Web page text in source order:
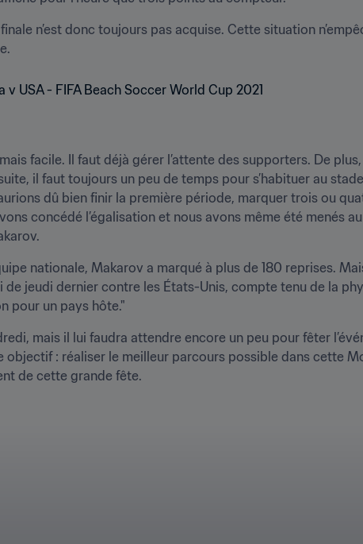
n’est donc toujours pas acquise. Cette situation
facile. Il faut déjà gérer l’attente des supporters. De
il faut toujours un peu de temps pour s’habituer au
dû bien finir la première période, marquer trois ou
concédé l’égalisation et nous avons même été menés
nationale, Makarov a marqué à plus de 180 reprises.
de jeudi dernier contre les États-Unis, compte tenu de la
pour un pays hôte."
mais il lui faudra attendre encore un peu pour fêter
objectif : réaliser le meilleur parcours possible dans cette
de cette grande fête.